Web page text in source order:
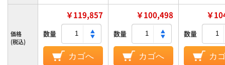
価格
(税込)
￥119,857
数量
カゴへ
￥100,498
数量
カゴへ
￥
数量
カ